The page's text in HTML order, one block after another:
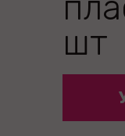
шт